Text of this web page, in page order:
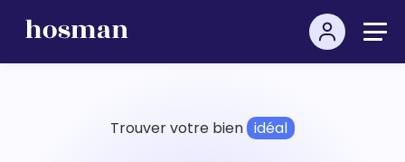
Trouver votre bien idéal